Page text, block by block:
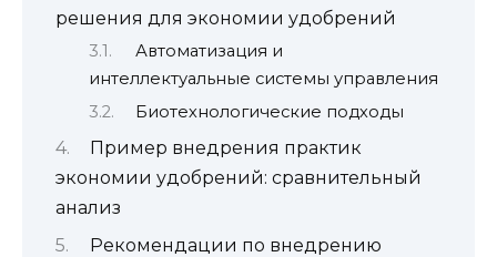
решения для экономии удобрений
Автоматизация и
интеллектуальные системы управления
Биотехнологические подходы
Пример внедрения практик
экономии удобрений: сравнительный
анализ
Рекомендации по внедрению